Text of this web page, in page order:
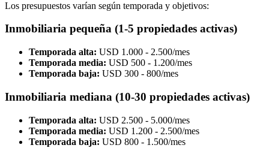
Los presupuestos varían según temporada y objetivos:
Inmobiliaria pequeña (1-5 propiedades activas)
Temporada alta: USD 1.000 - 2.500/mes
Temporada media: USD 500 - 1.200/mes
Temporada baja: USD 300 - 800/mes
Inmobiliaria mediana (10-30 propiedades activas)
Temporada alta: USD 2.500 - 5.000/mes
Temporada media: USD 1.200 - 2.500/mes
Temporada baja: USD 800 - 1.500/mes